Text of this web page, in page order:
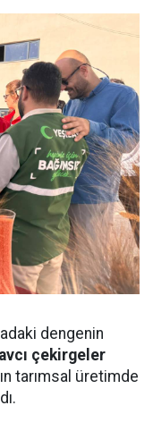
dengenin
avcı çekirgeler
tarımsal üretimde